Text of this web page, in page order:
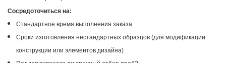
Сосредоточиться на:
Стандартное время выполнения заказа
Сроки изготовления нестандартных образцов (для модификации
конструкции или элементов дизайна)